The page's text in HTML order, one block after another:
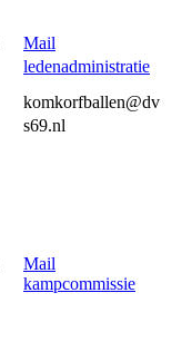
Mail
ledenadministratie
komkorfballen@dv
s69.nl
Mail
kampcommissie